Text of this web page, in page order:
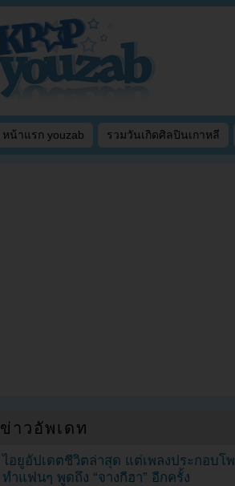
หน้าแรก youzab รวมวันเกิดศิลปินเกาหลี
ข่าวอัพเดท
ไอยูอัปเดตชีวิตล่าสุด แต่เพลงประกอบโ
ทำแฟนๆ พูดถึง “จางกีฮา” อีกครั้ง